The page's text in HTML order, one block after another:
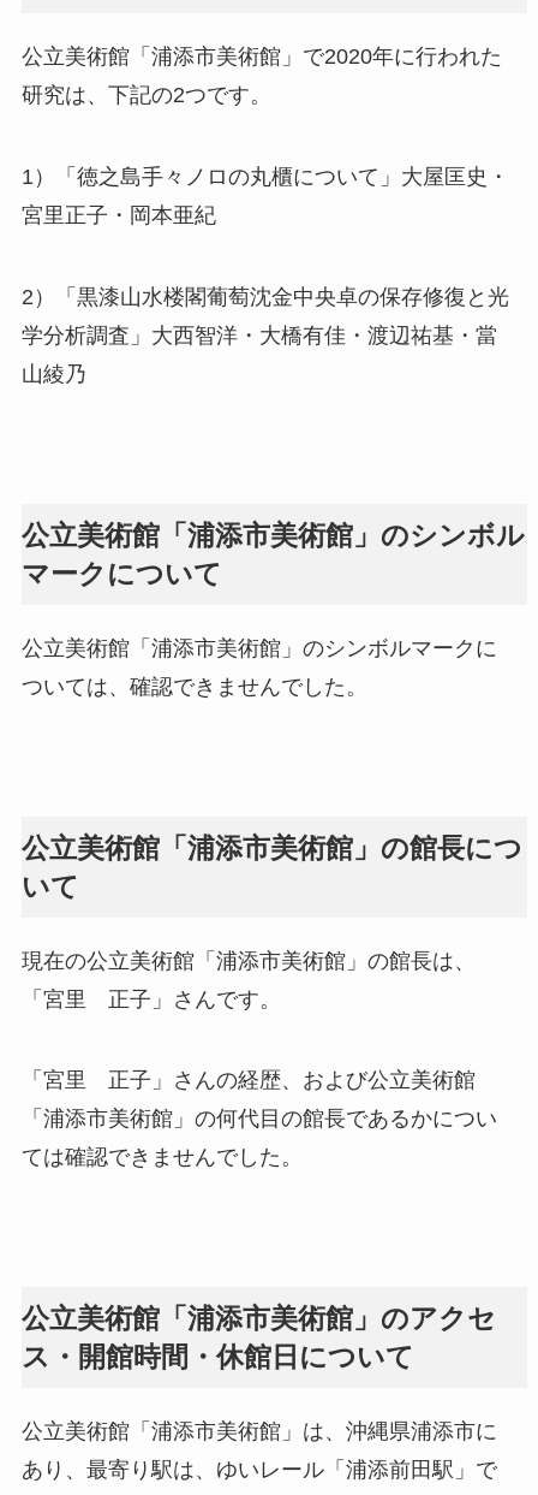
公立美術館「浦添市美術館」で2020年に行われた
研究は、下記の2つです。
1）「徳之島手々ノロの丸櫃について」大屋匡史・
宮里正子・岡本亜紀
2）「黒漆山水楼閣葡萄沈金中央卓の保存修復と光
学分析調査」大西智洋・大橋有佳・渡辺祐基・當
山綾乃
公立美術館「浦添市美術館」のシンボル
マークについて
公立美術館「浦添市美術館」のシンボルマークに
ついては、確認できませんでした。
公立美術館「浦添市美術館」の館長につ
いて
現在の公立美術館「浦添市美術館」の館長は、
「宮里 正子」さんです。
「宮里 正子」さんの経歴、および公立美術館
「浦添市美術館」の何代目の館長であるかについ
ては確認できませんでした。
公立美術館「浦添市美術館」のアクセ
ス・開館時間・休館日について
公立美術館「浦添市美術館」は、沖縄県浦添市に
あり、最寄り駅は、ゆいレール「浦添前田駅」で